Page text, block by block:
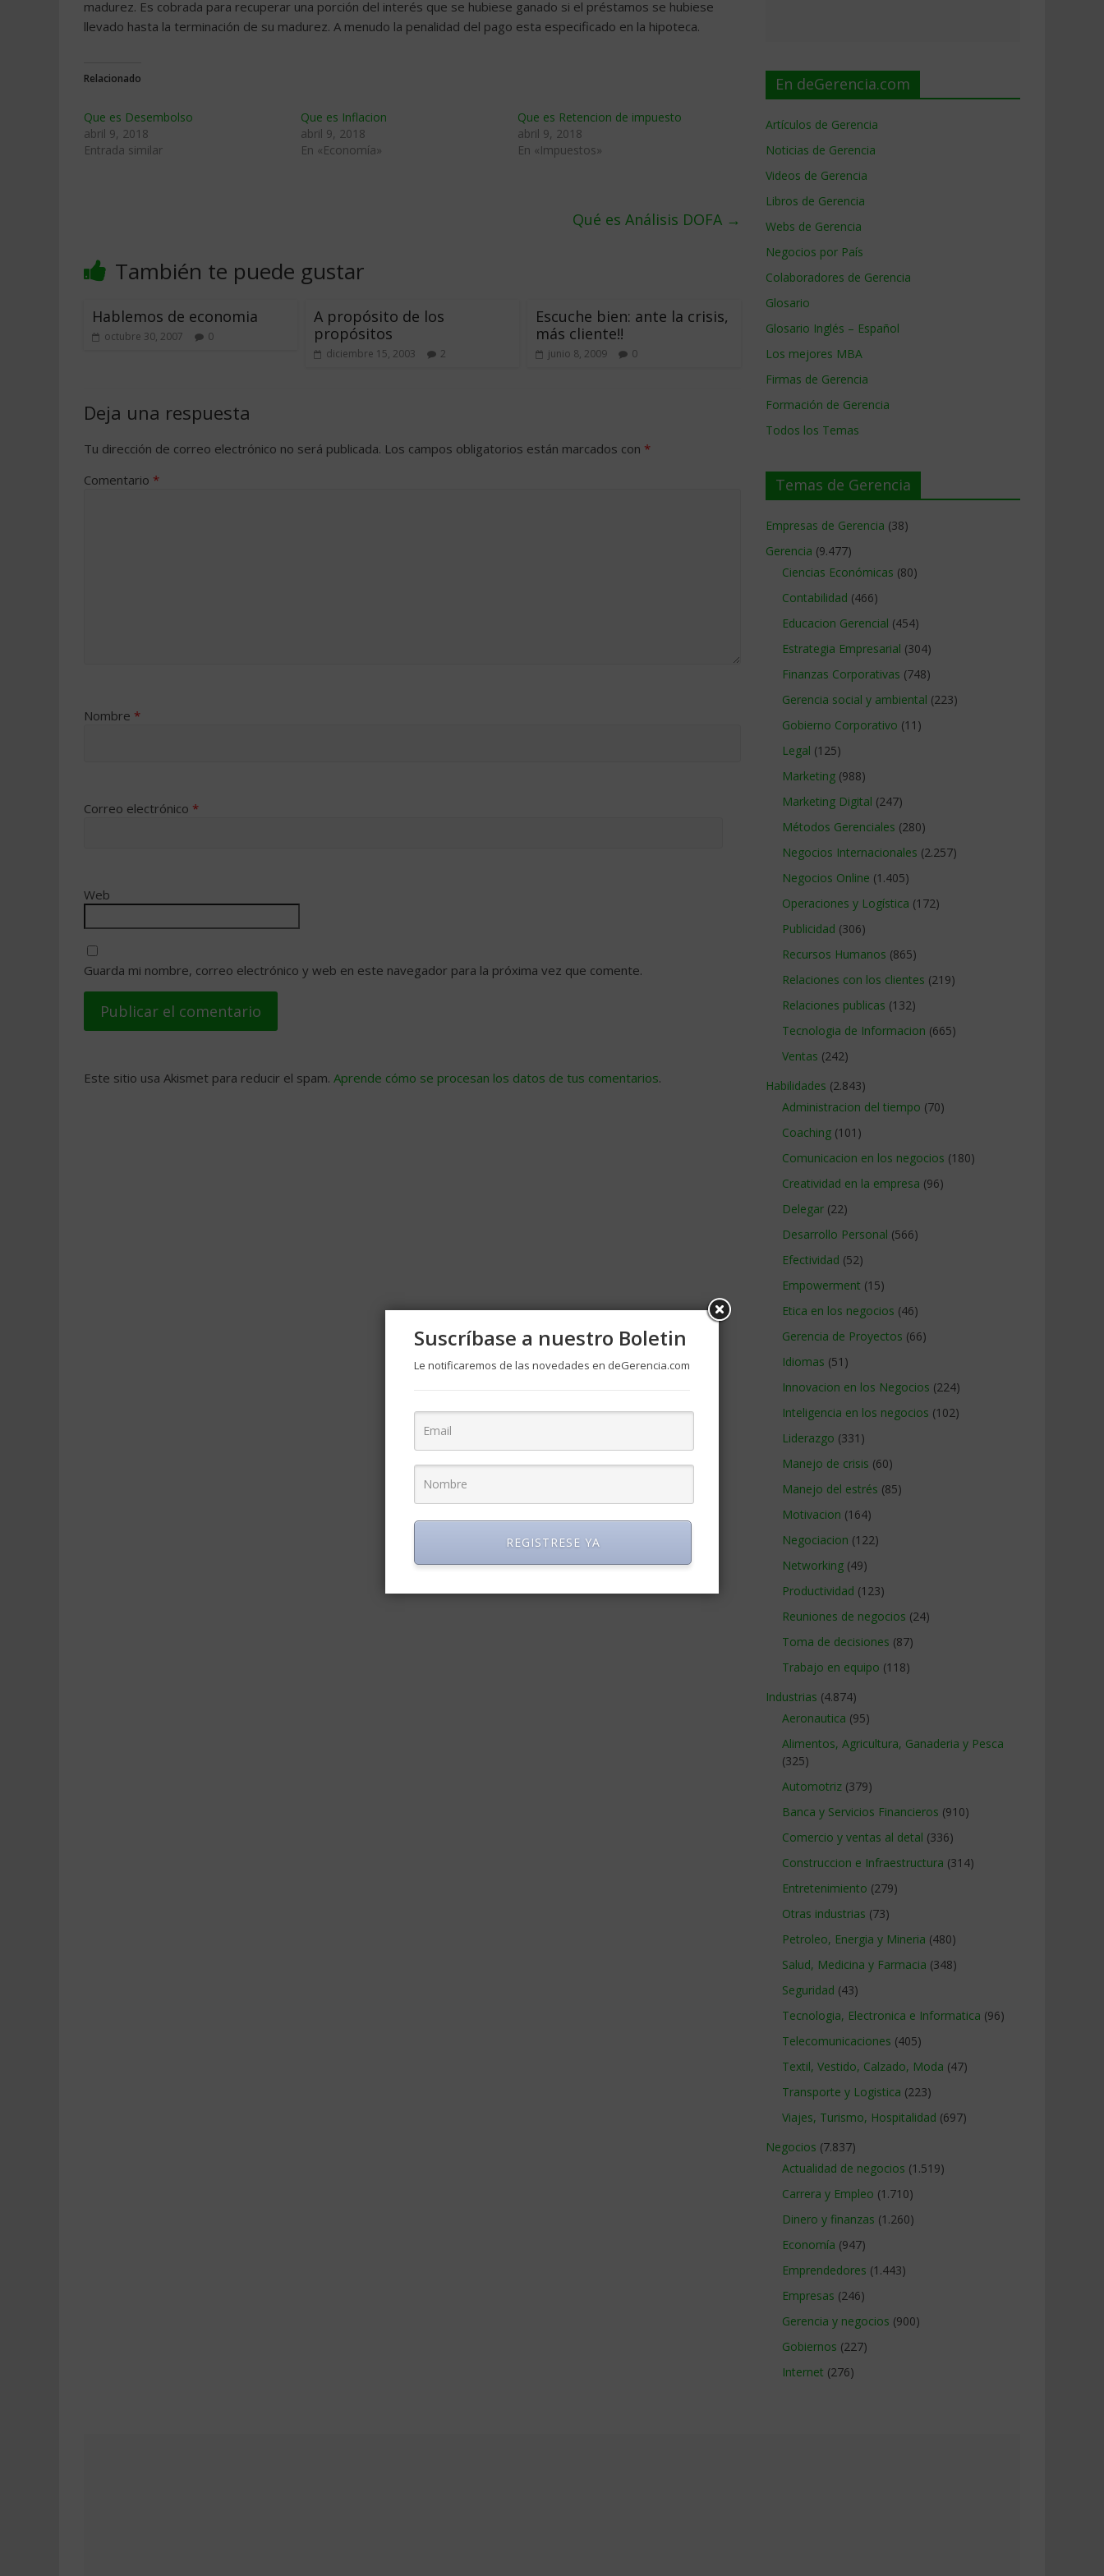
madurez. Es cobrada para recuperar una porción del interés que se hubiese ganado si el préstamos se hubiese
llevado hasta la terminación de su madurez. A menudo la penalidad del pago esta especificado en la hipoteca.
Relacionado
Que es Desembolso
abril 9, 2018
Entrada similar
Que es Inflacion
abril 9, 2018
En «Economía»
Que es Retencion de impuesto
abril 9, 2018
En «Impuestos»
Qué es Análisis DOFA →
También te puede gustar
Hablemos de economia
octubre 30, 2007 0
A propósito de los
propósitos
diciembre 15, 2003 2
Escuche bien: ante la crisis,
más cliente!!
junio 8, 2009 0
Deja una respuesta
Tu dirección de correo electrónico no será publicada. Los campos obligatorios están marcados con *
Comentario *
Nombre *
Correo electrónico *
Web
Guarda mi nombre, correo electrónico y web en este navegador para la próxima vez que comente.
Este sitio usa Akismet para reducir el spam. Aprende cómo se procesan los datos de tus comentarios.
En deGerencia.com
Artículos de Gerencia
Noticias de Gerencia
Videos de Gerencia
Libros de Gerencia
Webs de Gerencia
Negocios por País
Colaboradores de Gerencia
Glosario
Glosario Inglés – Español
Los mejores MBA
Firmas de Gerencia
Formación de Gerencia
Todos los Temas
Temas de Gerencia
Empresas de Gerencia (38)
Gerencia (9.477)
Ciencias Económicas (80)
Contabilidad (466)
Educacion Gerencial (454)
Estrategia Empresarial (304)
Finanzas Corporativas (748)
Gerencia social y ambiental (223)
Gobierno Corporativo (11)
Legal (125)
Marketing (988)
Marketing Digital (247)
Métodos Gerenciales (280)
Negocios Internacionales (2.257)
Negocios Online (1.405)
Operaciones y Logística (172)
Publicidad (306)
Recursos Humanos (865)
Relaciones con los clientes (219)
Relaciones publicas (132)
Tecnologia de Informacion (665)
Ventas (242)
Habilidades (2.843)
Administracion del tiempo (70)
Coaching (101)
Comunicacion en los negocios (180)
Creatividad en la empresa (96)
Delegar (22)
Desarrollo Personal (566)
Efectividad (52)
Empowerment (15)
Etica en los negocios (46)
Gerencia de Proyectos (66)
Idiomas (51)
Innovacion en los Negocios (224)
Inteligencia en los negocios (102)
Liderazgo (331)
Manejo de crisis (60)
Manejo del estrés (85)
Motivacion (164)
Negociacion (122)
Networking (49)
Productividad (123)
Reuniones de negocios (24)
Toma de decisiones (87)
Trabajo en equipo (118)
Industrias (4.874)
Aeronautica (95)
Alimentos, Agricultura, Ganaderia y Pesca
(325)
Automotriz (379)
Banca y Servicios Financieros (910)
Comercio y ventas al detal (336)
Construccion e Infraestructura (314)
Entretenimiento (279)
Otras industrias (73)
Petroleo, Energia y Mineria (480)
Salud, Medicina y Farmacia (348)
Seguridad (43)
Tecnologia, Electronica e Informatica (96)
Telecomunicaciones (405)
Textil, Vestido, Calzado, Moda (47)
Transporte y Logistica (223)
Viajes, Turismo, Hospitalidad (697)
Negocios (7.837)
Actualidad de negocios (1.519)
Carrera y Empleo (1.710)
Dinero y finanzas (1.260)
Economía (947)
Emprendedores (1.443)
Empresas (246)
Gerencia y negocios (900)
Gobiernos (227)
Internet (276)
Suscríbase a nuestro Boletin
Le notificaremos de las novedades en deGerencia.com
REGISTRESE YA